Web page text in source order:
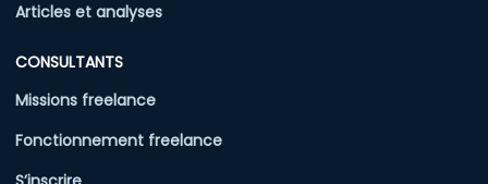
Articles et analyses
CONSULTANTS
Missions freelance
Fonctionnement freelance